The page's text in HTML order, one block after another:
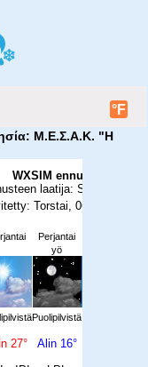
°F
Μ.Ε.Σ.Α.Κ. "Η